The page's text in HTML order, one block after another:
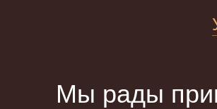
Мы рады